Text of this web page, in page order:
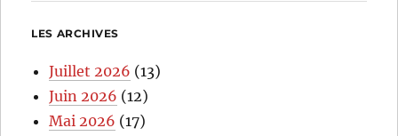
LES ARCHIVES
Juillet 2026 (13)
Juin 2026 (12)
Mai 2026 (17)